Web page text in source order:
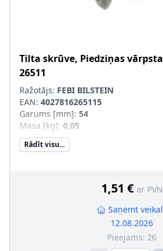
Tilta skrūve, Piedziņas vārpsta
26511
Ražotājs: FEBI BILSTEIN
EAN: 4027816265115
Garums [mm]: 54
Masa [kg]: 0,05
Skrūves galvas-/Uzgriežņa profils
daudzskaldnis
Skrūves garums zem galvas [mm] :45
M12 x 1,5
Rādīt visu...
1,51 € ar PVN
Saņemt
12.08.2026
Pieejams: 26